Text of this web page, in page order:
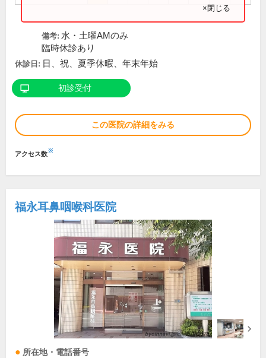
×閉じる
備考: 水・土曜AMのみ
臨時休診あり
休診日: 日、祝、夏季休暇、年末年始
初診受付
この医院の詳細をみる
アクセス数※
福永耳鼻咽喉科医院
所在地・電話番号